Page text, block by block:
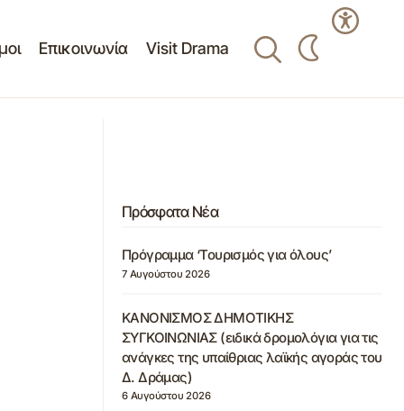
Επικοινωνία Visit Drama
Πρόσφατα Νέα
Πρόγραμμα ‘Τουρισμός για όλους’
7 Αυγούστου 2026
ΚΑΝΟΝΙΣΜΟΣ ΔΗΜΟΤΙΚΗΣ
ΣΥΓΚΟΙΝΩΝΙΑΣ (ειδικά δρομολόγια για τις
ανάγκες της υπαίθριας λαϊκής αγοράς του
Δ. Δράμας)
6 Αυγούστου 2026